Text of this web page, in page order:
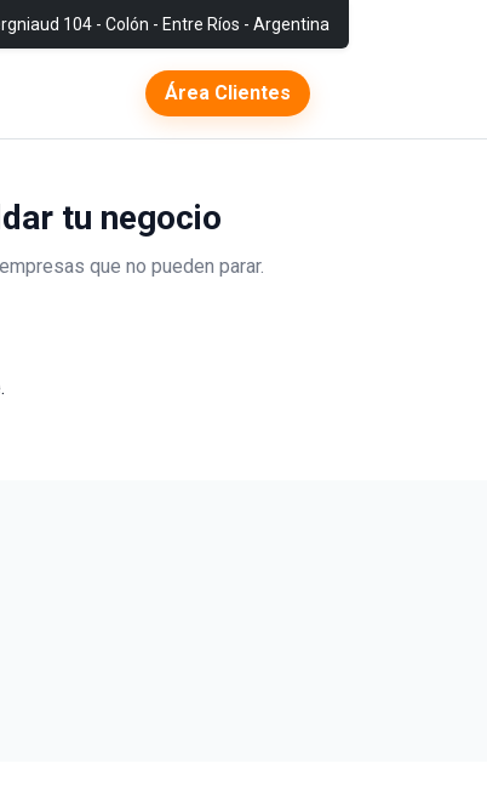
104 - Colón - Entre Ríos - Argentina
Área Clientes
tu negocio
que no pueden parar.